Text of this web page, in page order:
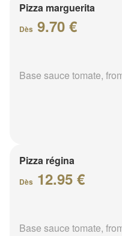
Pizza marguerita
Dès 9.70 €
Base sauce tomate,
Pizza régina
Dès 12.95 €
Base sauce tomate,